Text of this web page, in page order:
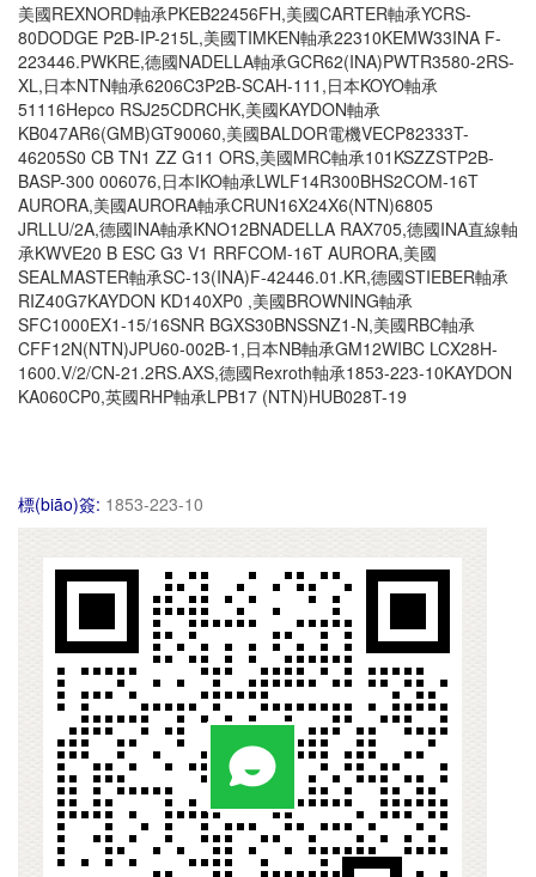
美國REXNORD軸承PKEB22456FH,美國CARTER軸承YCRS-
80DODGE P2B-IP-215L,美國TIMKEN軸承22310KEMW33INA F-
223446.PWKRE,德國NADELLA軸承GCR62(INA)PWTR3580-2RS-
XL,日本NTN軸承6206C3P2B-SCAH-111,日本KOYO軸承
51116Hepco RSJ25CDRCHK,美國KAYDON軸承
KB047AR6(GMB)GT90060,美國BALDOR電機VECP82333T-
46205S0 CB TN1 ZZ G11 ORS,美國MRC軸承101KSZZSTP2B-
BASP-300 006076,日本IKO軸承LWLF14R300BHS2COM-16T
AURORA,美國AURORA軸承CRUN16X24X6(NTN)6805
JRLLU/2A,德國INA軸承KNO12BNADELLA RAX705,德國INA直線軸
承KWVE20 B ESC G3 V1 RRFCOM-16T AURORA,美國
SEALMASTER軸承SC-13(INA)F-42446.01.KR,德國STIEBER軸承
RIZ40G7KAYDON KD140XP0 ,美國BROWNING軸承
SFC1000EX1-15/16SNR BGXS30BNSSNZ1-N,美國RBC軸承
CFF12N(NTN)JPU60-002B-1,日本NB軸承GM12WIBC LCX28H-
1600.V/2/CN-21.2RS.AXS,德國Rexroth軸承1853-223-10KAYDON
KA060CP0,英國RHP軸承LPB17 (NTN)HUB028T-19
標(biāo)簽: 1853-223-10